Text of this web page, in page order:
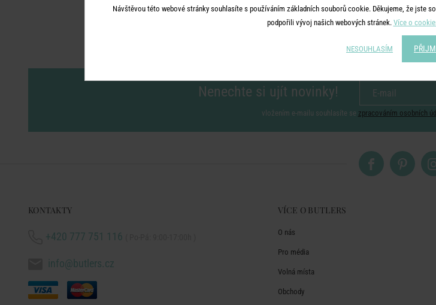
Nenechte si ujít novinky!
vložením e-mailu souhlasíte se zpracováním osobních
KONTAKTY
+420 777 751 116
info@butlers.cz
VÍCE O BUTLERS
O nás
Pro média
Volná místa
Obchody
Návštěvou této webové stránky souhlasíte s používáním základních souborů cookie. Děkujeme, že jste
podpořili vývoj našich webových stránek. Více o
NESOUHLASÍM